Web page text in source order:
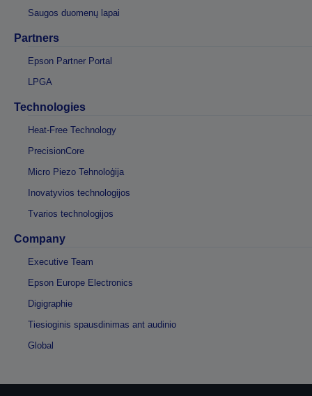
Saugos duomenų lapai
Partners
Epson Partner Portal
LPGA
Technologies
Heat-Free Technology
PrecisionCore
Micro Piezo Tehnoloģija
Inovatyvios technologijos
Tvarios technologijos
Company
Executive Team
Epson Europe Electronics
Digigraphie
Tiesioginis spausdinimas ant audinio
Global